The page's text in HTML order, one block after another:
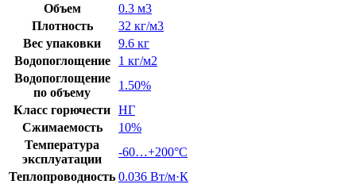
Объем
0.3 м3
Плотность
32 кг/м3
Вес упаковки
9.6 кг
Водопоглощение
1 кг/м2
Водопоглощение
по объему
1.50%
Класс горючести НГ
Сжимаемость
10%
Температура
эксплуатации
-60…+200°C
Теплопроводность 0.036 Вт/м·К